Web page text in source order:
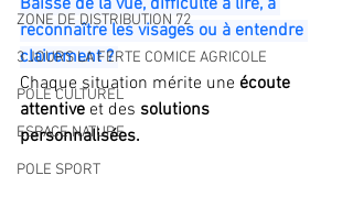
ZONE DE DISTRIBUTION 72
3 JOURS LA FERTE COMICE AGRICOLE
POLE CULTUREL
ESPACE NATURE
POLE SPORT
Baisse de la vue, difficulté à lire, à
reconnaître les visages ou à entendre
clairement ?
Chaque situation mérite une écoute
attentive et des solutions
personnalisées.